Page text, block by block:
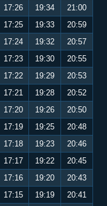
17:26 19:34
21:00
17:25 19:33
20:59
17:24 19:32
20:57
17:23 19:30
20:55
17:22 19:29
20:53
17:21 19:28
20:52
17:20 19:26
20:50
17:19 19:25
20:48
17:18 19:23
20:46
17:17 19:22
20:45
17:16 19:20
20:43
17:15 19:19
20:41